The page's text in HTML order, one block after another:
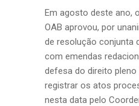
Em agosto deste ano,
OAB aprovou, por
de resolução conjunta
com emendas
defesa do direito pleno
registrar os atos
nesta data pelo